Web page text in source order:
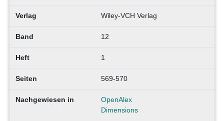
Verlag Wiley-VCH Verlag
Band 12
Heft 1
Seiten 569-570
Nachgewiesen in
OpenAlex
Dimensions